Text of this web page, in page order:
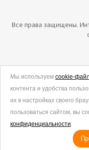
Все права защищены.
Политика в отношении
Согласие на обработку
Согласие на обработку
Политика использования
Мы используем cookie-
контента и удобства
их в настройках своего
пользоваться сайтом, вы
конфиденциальности.